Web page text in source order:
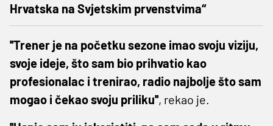
Hrvatska na Svjetskim prvenstvima“
''Trener je na početku sezone imao svoju viziju,
svoje ideje, što sam bio prihvatio kao
profesionalac i trenirao, radio najbolje što sam
mogao i čekao svoju priliku'', rekao je.